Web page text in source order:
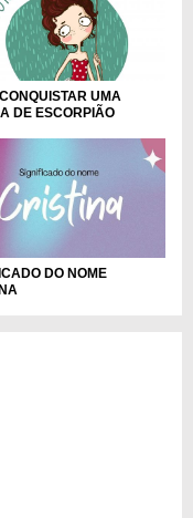
UMA
DE ESCORPIÃO
DO NOME